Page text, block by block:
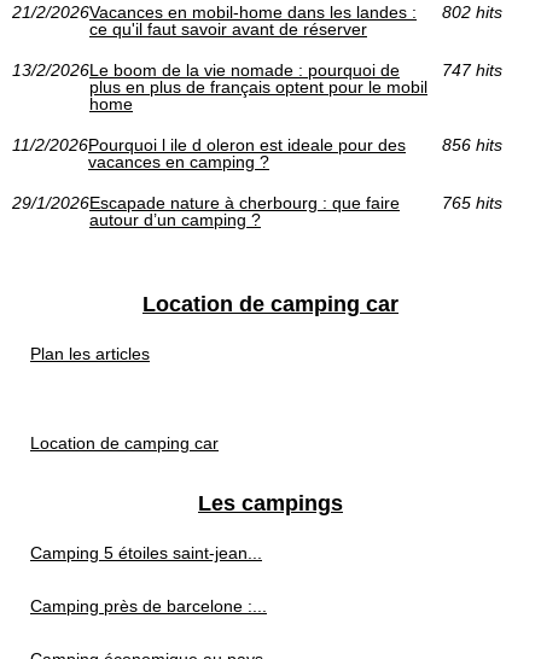
21/2/2026Vacances en mobil-home dans les landes :
ce qu'il faut savoir avant de réserver
802 hits
13/2/2026Le boom de la vie nomade : pourquoi de
plus en plus de français optent pour le mobil
home
747 hits
11/2/2026Pourquoi l ile d oleron est ideale pour des
vacances en camping ?
856 hits
29/1/2026Escapade nature à cherbourg : que faire
autour d’un camping ?
765 hits
Location de camping car
Plan les articles
Location de camping car
Les campings
Camping 5 étoiles saint-jean...
Camping près de barcelone :...